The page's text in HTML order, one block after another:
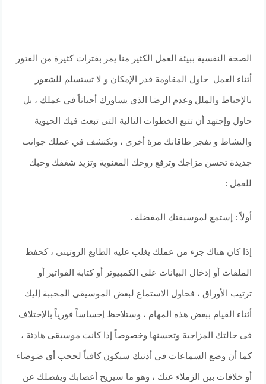
الصحة النفسية ببيئة العمل الكثير منا يمر بفترات كثيرة من الفتور
أثناء العمل حاول المقاومة قدر الإمكان و لا تستسلم للشعور
بالإحباط والملل وعدم الرضا الذي يساورك أحياناً في عملك ، بل
حاول وإجتهد أن تتبع الخطوات التالية التى تبعث فيك الحيوية
والنشاط و تفجر طاقاتك مرة أخرى ، وتكتشف في عملك جوانب
جديدة تحسن مزاجك وترفع روحك المعنوية وتزيد شغفك وحبك
للعمل :
أولاً : إستمع لموسيقتك المفضلة .
إذا كان هناك جزء من عملك يغلب عليه الطابع الروتيني ، كحفظ
الملفات أو إدخال البيانات على الكمبيوتر أو كتابة الفواتير أو
ترتيب الأوراق ، فحاول الاستماع لبعض الموسيقى المحببة إليك
أثناء القيام ببعض هذه المهام ، وستلاحظ إحساساً فورياً بالإختلاف
فى حالتك المزاجية وتحسنها وخصوصاً إذا كانت موسيقى هادئة ،
كما أن وضع السماعات في أذنيك سيكون كافياً لحجب أي ضوضاء
أو خلافات بين الزملاء عنك ، وهو ما سيريح أعصابك ويفصلك عن